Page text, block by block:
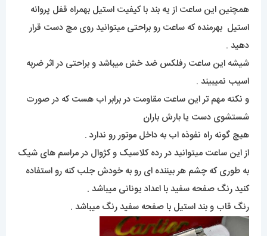
همچنین این ساعت از یه بند با کیفیت استیل بهمراه قفل پروانه
استیل بهرمنده که ساعت رو براحتی میتوانید روی مچ دست قرار
دهید .
شیشه این ساعت رفلکس ضد خش میباشد و براحتی در اثر ضربه
اسیب نمیبیند .
و نکته مهم تر این ساعت مقاومت در برابر اب هست که در صورت
شستشوی دست یا بارش باران
هیچ گونه راه نفوذه اب به داخل موتور رو ندارد .
از این ساعت میتوانید در رده کلاسیک و کژوال در مراسم های شیک
به طوری که چشم هر بیننده ای رو به خودش جلب کنه رو استفاده
کنید رنگ صفحه سفید با اعداد یونانی میباشد .
رنگ قاب و بند استیل با صفحه سفید رنگ میباشد .